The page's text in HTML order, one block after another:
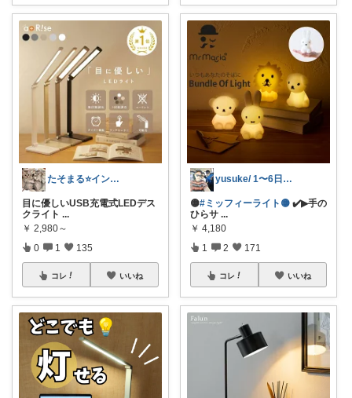
たそまる⭐️インテリア雑貨
目に優しいUSB充電式LEDデス
クライト ...
￥ 2,980～
0 1 135
コレ いいね
yusuke/ 1〜6日購入感謝♫
🟡#ミッフィーライト🟡 ✔️▶手の
ひらサ ...
￥ 4,180
1 2 171
コレ いいね